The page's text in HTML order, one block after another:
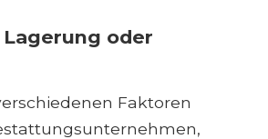
oder
Faktoren